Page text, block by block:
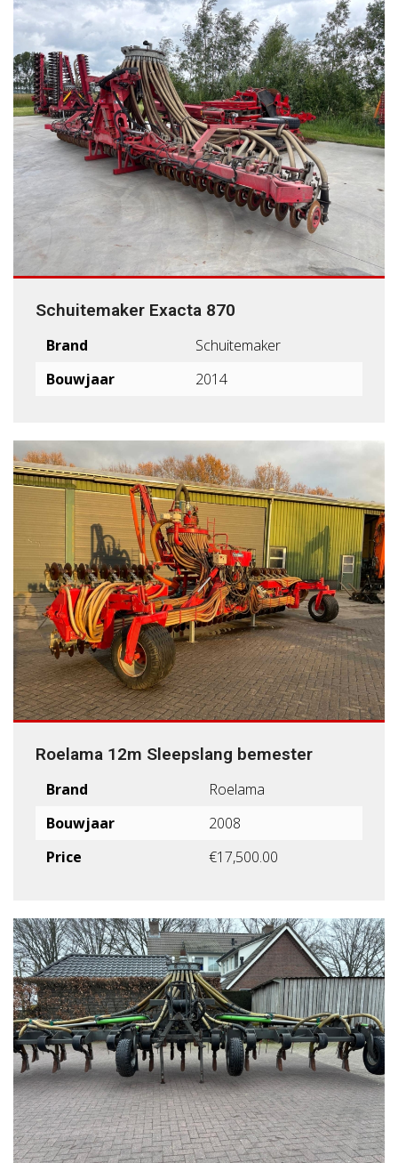
Schuitemaker Exacta 870
Brand
Schuitemaker
Bouwjaar
2014
Roelama 12m Sleepslang bemester
Brand
Roelama
Bouwjaar
2008
Price
€17,500.00